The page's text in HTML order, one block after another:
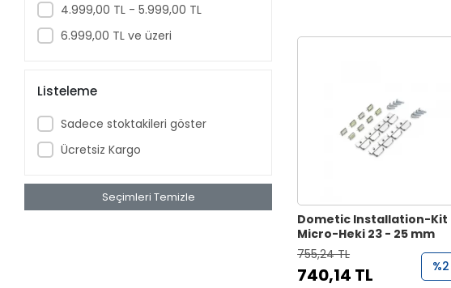
4.999,00 TL - 5.999,00 TL
6.999,00 TL ve üzeri
Listeleme
Sadece stoktakileri göster
Ücretsiz Kargo
Seçimleri Temizle
Dometic Installation-Kit
Micro-Heki 23 - 25 mm
755,24 TL
740,14 TL %2